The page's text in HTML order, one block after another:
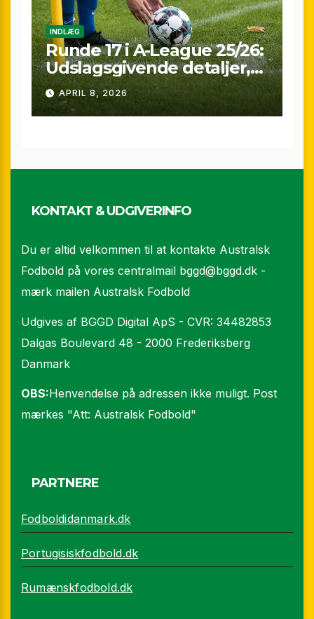
INDLÆG
Runde 17 i A-League 25/26:
Udslagsgivende detaljer,
sene scoringer og VAR-
drama
APRIL 8, 2026
KONTAKT & UDGIVERINFO
Du er altid velkommen til at kontakte Australsk
Fodbold på vores centralmail bggd@bggd.dk -
mærk mailen Australsk Fodbold
Udgives af BGGD Digital ApS - CVR: 34482853
Dalgas Boulevard 48 - 2000 Frederiksberg
Danmark
OBS:Henvendelse på adressen ikke muligt. Post
mærkes "Att: Australsk Fodbold"
PARTNERE
Fodboldidanmark.dk
Portugisiskfodbold.dk
Rumænskfodbold.dk